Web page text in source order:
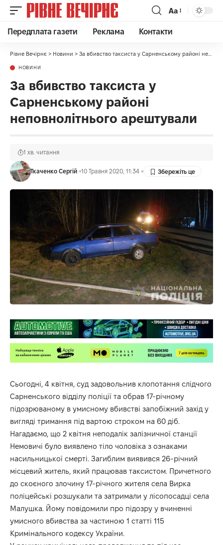
Аа
Передплата газети Реклама Контакти
Рівне Вечірнє > Новини > За вбивство таксиста у Сарненському районі неповнолітнього арештували
НОВИНИ
За вбивство таксиста у
Сарненському районі
неповнолітнього арештували
Ткаченко Сергій 10 Травня 2020, 11:34
1 хв. читання
Сьогодні, 4 квітня, суд задовольнив клопотання слідчого
Сарненського відділу поліції та обрав 17-річному
підозрюваному в умисному вбивстві запобіжний захід у
вигляді тримання під вартою строком на 60 діб.
Нагадаємо, що 2 квітня неподалік залізничної станції
Немовичі було виявлено тіло чоловіка з ознаками
насильницької смерті. Загиблим виявився 26-річний
місцевий житель, який працював таксистом. Причетного
до скоєного злочину 17-річного жителя села Вирка
поліцейські розшукали та затримали у лісопосадці села
Малушка. Йому повідомили про підозру у вчиненні
умисного вбивства за частиною 1 статті 115
Кримінального кодексу України.